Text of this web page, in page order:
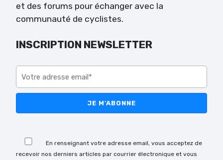
et des forums pour échanger avec la
communauté de cyclistes.
INSCRIPTION NEWSLETTER
En renseignant votre adresse email, vous acceptez de
recevoir nos derniers articles par courrier électronique et vous